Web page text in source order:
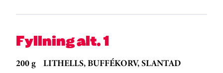
Fyllning alt. 1
200 g
LITHELLS, BUFFÉKORV, SLANTAD